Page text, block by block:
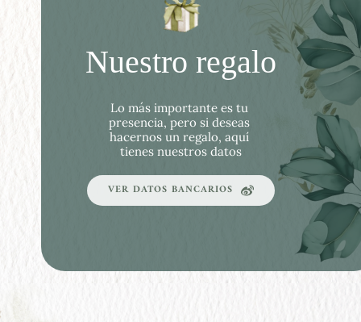
Nuestro regalo
Lo más importante es tu
presencia, pero si deseas
hacernos un regalo, aquí
tienes nuestros datos
VER DATOS BANCARIOS